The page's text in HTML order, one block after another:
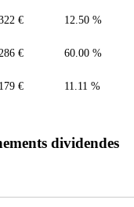
€ 12.50 %
€ 60.00 %
€ 11.11 %
dividendes